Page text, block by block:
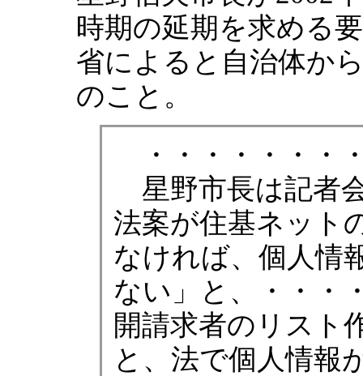
時期の延期を求める
省によると自治体か
のこと。
・・・・・・・
星野市長は記者
法案が住基ネット
なければ、個人情
ない」と、・・・
開請求者のリスト
と、法で個人情報